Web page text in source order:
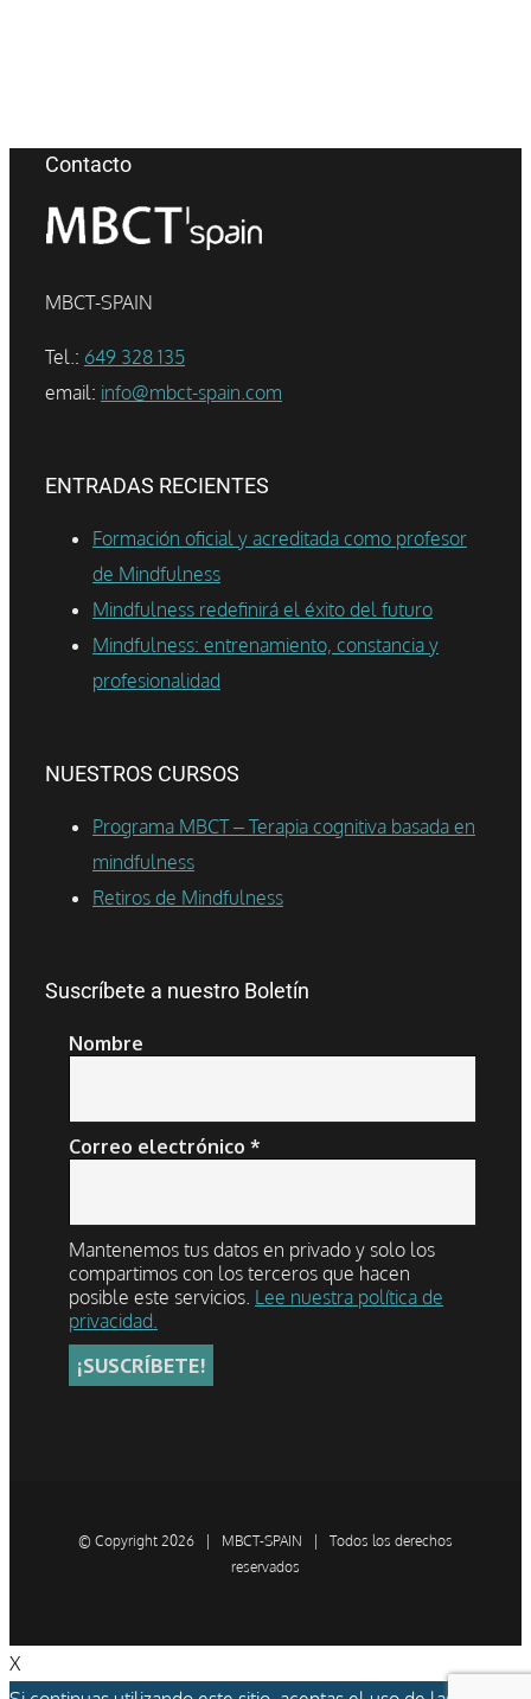
Contacto
MBCT-SPAIN
Tel.: 649 328 135
email: info@mbct-spain.com
ENTRADAS RECIENTES
Formación oficial y acreditada como profesor
de Mindfulness
Mindfulness redefinirá el éxito del futuro
Mindfulness: entrenamiento, constancia y
profesionalidad
NUESTROS CURSOS
Programa MBCT – Terapia cognitiva basada en
mindfulness
Retiros de Mindfulness
Suscríbete a nuestro Boletín
Nombre
Correo electrónico *
Mantenemos tus datos en privado y solo los
compartimos con los terceros que hacen
posible este servicios. Lee nuestra política de
privacidad.
© Copyright 2026 | MBCT-SPAIN | Todos los derechos
reservados
X